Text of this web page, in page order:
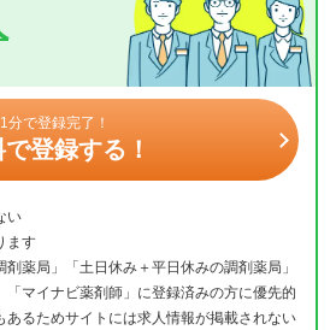
1分で登録完了！
登録する！
い
ます
剤薬局」「土日休み＋平日休みの調剤薬局」
「マイナビ薬剤師」に登録済みの方に優先的
あるためサイトには求人情報が掲載されない